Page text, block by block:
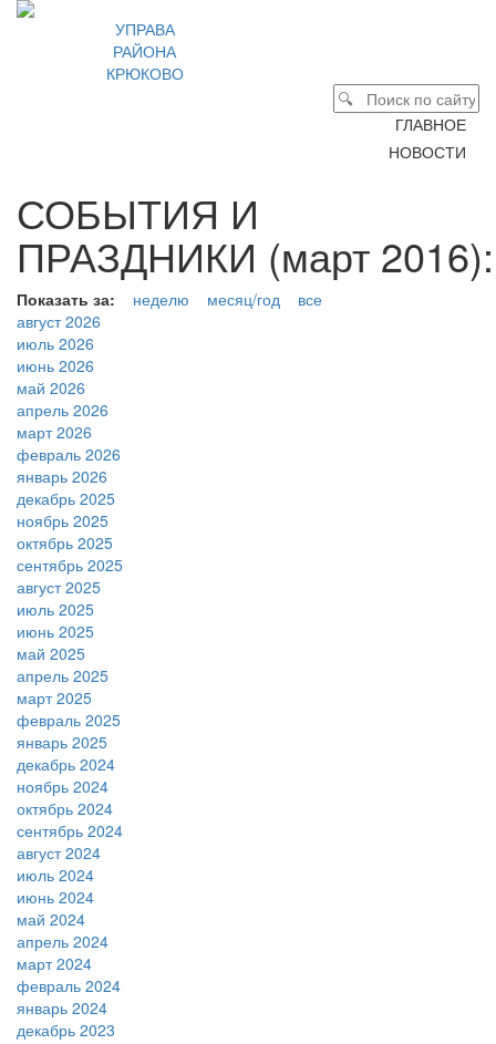
УПРАВА
РАЙОНА
КРЮКОВО
ГЛАВНОЕ
НОВОСТИ
СОБЫТИЯ И
ПРАЗДНИКИ (март 2016):
Показать за: неделю месяц/год
все
август 2026
июль 2026
июнь 2026
май 2026
апрель 2026
март 2026
февраль 2026
январь 2026
декабрь 2025
ноябрь 2025
октябрь 2025
сентябрь 2025
август 2025
июль 2025
июнь 2025
май 2025
апрель 2025
март 2025
февраль 2025
январь 2025
декабрь 2024
ноябрь 2024
октябрь 2024
сентябрь 2024
август 2024
июль 2024
июнь 2024
май 2024
апрель 2024
март 2024
февраль 2024
январь 2024
декабрь 2023